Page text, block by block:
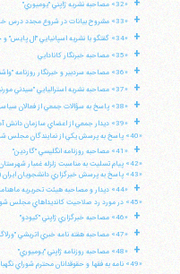
«32» مصاحبه نشريه ژاپني "يوميوري"
+ «33» مشروح بيانات در شروع مجدد درس خارج فقه
+ «34» گفتگو با نشريه اسپانيايي "ال پايس" و خبرگزاري "رويترز"
+ «35» مصاحبه خبرنگار كانادايي
+ «36» مصاحبه سردبير و خبرنگار روزنامه "واشنگتن پست"
+ «37» مصاحبه نشريه استراليايي "سيدني مورنينگ هرالد"
+ «38» پاسخ به سؤالات جمعي از فعالان سياسي در مورد زندان و زندانيسياسي
+
«39» ديدار جمعي از اعضاي سازمان دانش آموختگان ايران (ادوار تحكيموحدت)
«40» پاسخ به پرسش يكي از نمايندگان مجلس شوراي اسلامي در مورد مشكلاتساختاري ايران
+
«41» مصاحبه روزنامه انگليسي "گاردين"
«42» پيام تسليت به مناسبت زلزله غمبار شهرستان بم
«43» پاسخ به پرسش خبرگزاري دانشجويان ايران (ايسنا)
+
«44» ديدار و مصاحبه هيئت تحريريه ماهنامه "نامه"
«45» در مورد رد صلاحيت كانديداهاي مجلس شوراي اسلامي
+ «46» مصاحبه خبرگزاري ژاپني "كيودو"
+ «47» مصاحبه هفته نامه خبري اتريشي "ورلاگزگروپ"
+
«48» مصاحبه روزنامه ژاپني "يوميوري"
«49» نامه به فقها و حقوقدانان محترم شوراي نگهبان